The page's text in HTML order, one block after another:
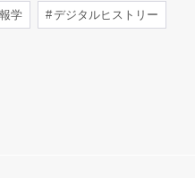
学 デジタルヒストリー